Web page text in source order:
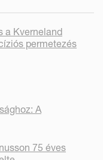
a Kverneland
permetezés
A
75 éves